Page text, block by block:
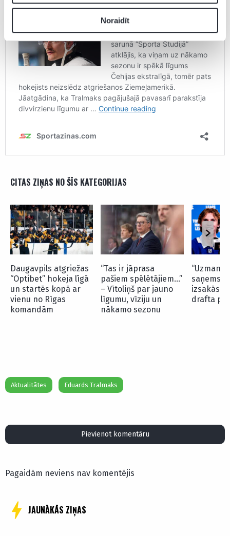
Noraidīt
CITAS ZIŅAS NO ŠĪS KATEGORIJAS
Daugavpils atgriežas
“Optibet” hokeja līgā
un startēs kopā ar
vienu no Rīgas
komandām
“Tas ir jāprasa
pašiem spēlētājiem…”
– Vītoliņš par jauno
līgumu, vīziju un
nākamo sezonu
izsakās
drafta
Aktualitātes Eduards Tralmaks
Pievienot komentāru
Pagaidām neviens nav komentējis
JAUNĀKĀS ZIŅAS